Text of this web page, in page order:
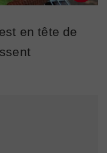
est en tête de